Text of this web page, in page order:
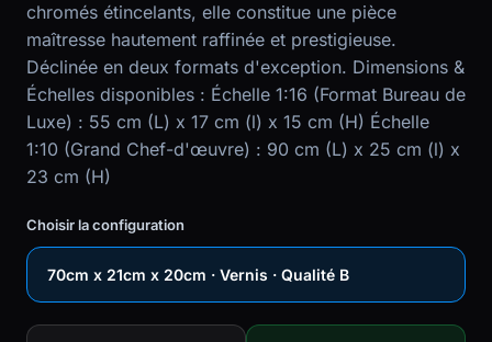
chromés étincelants, elle constitue une pièce
maîtresse hautement raffinée et prestigieuse.
Déclinée en deux formats d'exception. Dimensions &
Échelles disponibles : Échelle 1:16 (Format Bureau de
Luxe) : 55 cm (L) x 17 cm (l) x 15 cm (H) Échelle
1:10 (Grand Chef-d'œuvre) : 90 cm (L) x 25 cm (l) x
23 cm (H)
Choisir la configuration
70cm x 21cm x 20cm · Vernis · Qualité B